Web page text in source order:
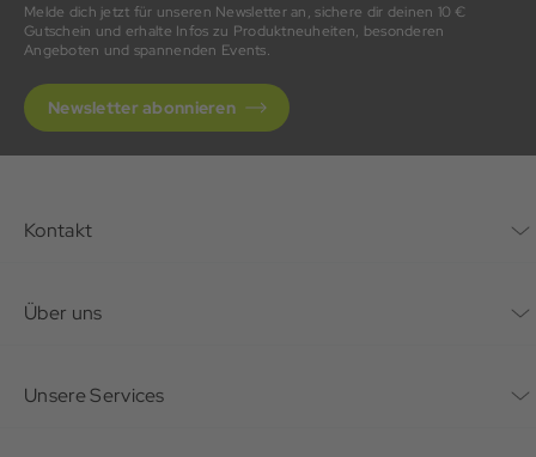
Melde dich jetzt für unseren Newsletter an, sichere dir deinen 10 €
Gutschein und erhalte Infos zu Produktneuheiten, besonderen
Angeboten und spannenden Events.
Newsletter abonnieren
Kontakt
Über uns
Unsere Services